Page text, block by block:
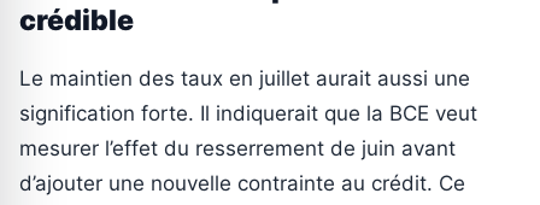
crédible
Le maintien des taux en juillet aurait aussi une
signification forte. Il indiquerait que la BCE veut
mesurer l’effet du resserrement de juin avant
d’ajouter une nouvelle contrainte au crédit. Ce